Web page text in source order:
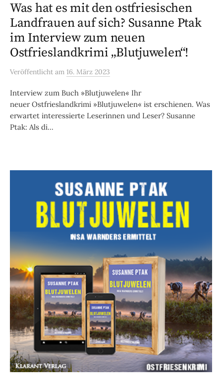
Was hat es mit den ostfriesischen
Landfrauen auf sich? Susanne Ptak
im Interview zum neuen
Ostfrieslandkrimi „Blutjuwelen“!
Veröffentlicht am 16. März 2023
Interview zum Buch »Blutjuwelen« Ihr
neuer Ostfrieslandkrimi »Blutjuwelen« ist erschienen. Was
erwartet interessierte Leserinnen und Leser? Susanne
Ptak: Als di...